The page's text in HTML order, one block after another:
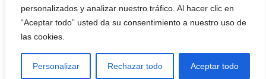
personalizados y analizar nuestro tráfico. Al hacer clic en
“Aceptar todo” usted da su consentimiento a nuestro uso de
las cookies.
Personalizar Rechazar todo Aceptar todo
Linkedin
Instagram
Telegram